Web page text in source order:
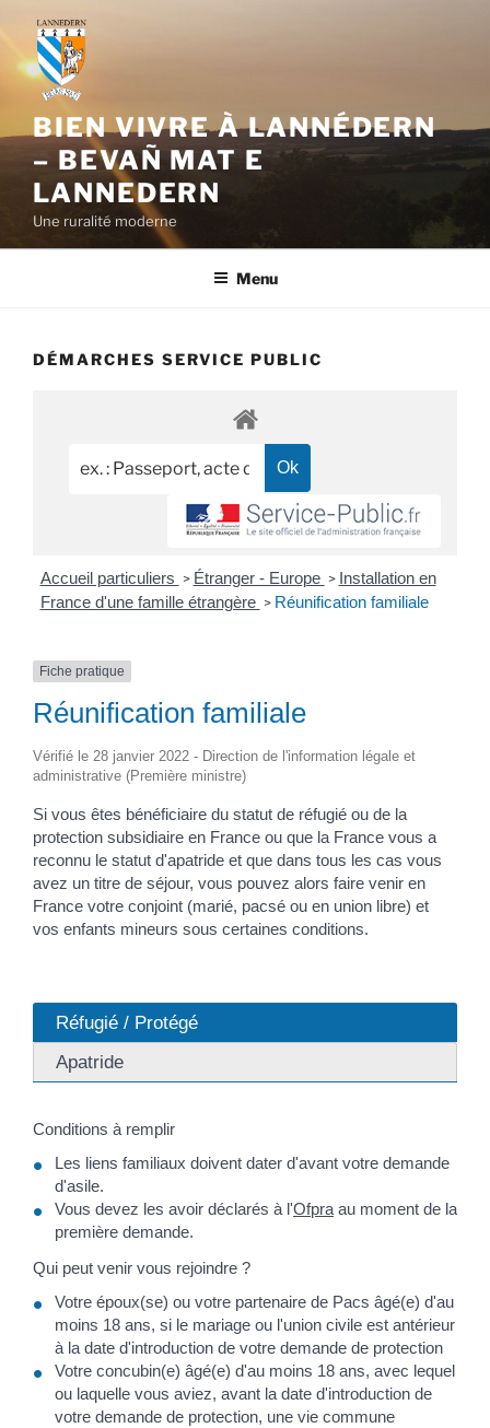
contenu
principal
BIEN VIVRE À LANNÉDERN
– BEVAÑ MAT E
LANNEDERN
Une ruralité moderne
Menu
DÉMARCHES SERVICE PUBLIC
Accueil particuliers > Étranger - Europe > Installation en
France d'une famille étrangère > Réunification familiale
Fiche pratique
Réunification familiale
Vérifié le 28 janvier 2022 - Direction de l'information légale et
administrative (Première ministre)
Si vous êtes bénéficiaire du statut de réfugié ou de la
protection subsidiaire en France ou que la France vous a
reconnu le statut d'apatride et que dans tous les cas vous
avez un titre de séjour, vous pouvez alors faire venir en
France votre conjoint (marié, pacsé ou en union libre) et
vos enfants mineurs sous certaines conditions.
Réfugié / Protégé
Apatride
Conditions à remplir
Les liens familiaux doivent dater d'avant votre demande
d'asile.
Vous devez les avoir déclarés à l'Ofpraau moment de la
première demande.
Qui peut venir vous rejoindre ?
Votre époux(se) ou votre partenaire de Pacs âgé(e) d'au
moins 18 ans, si le mariage ou l'union civile est antérieur
à la date d'introduction de votre demande de protection
Votre concubin(e) âgé(e) d'au moins 18 ans, avec lequel
ou laquelle vous aviez, avant la date d'introduction de
votre demande de protection, une vie commune